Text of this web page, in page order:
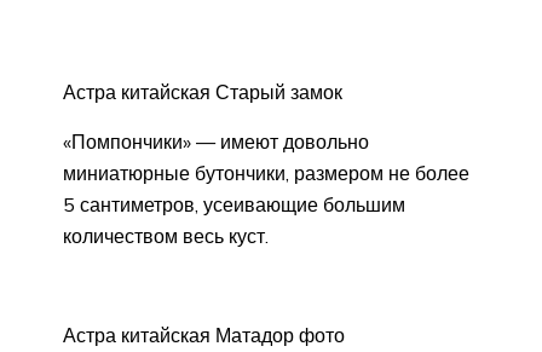
Астра китайская Старый замок
«Помпончики» — имеют довольно
миниатюрные бутончики, размером не более
5 сантиметров, усеивающие большим
количеством весь куст.
Астра китайская Матадор фото